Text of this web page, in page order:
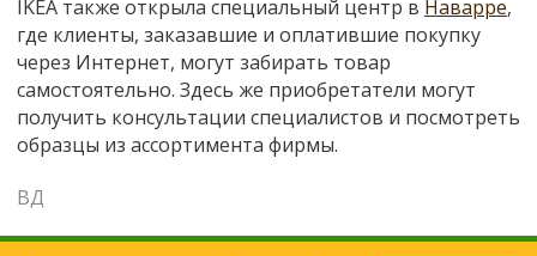
IKEA также открыла специальный центр в Наварре,
где клиенты, заказавшие и оплатившие покупку
через Интернет, могут забирать товар
самостоятельно. Здесь же приобретатели могут
получить консультации специалистов и посмотреть
образцы из ассортимента фирмы.
ВД